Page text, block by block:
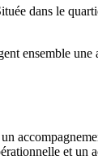
dans le
ensemble
et un